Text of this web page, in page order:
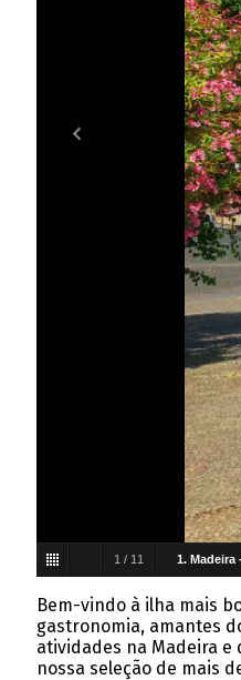
1 / 11 1. Madeira
Bem-vindo à ilha mais
gastronomia, amantes
atividades na Madeira e
nossa seleção de mais